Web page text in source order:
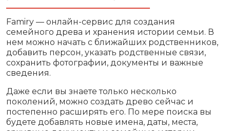
Famiry — онлайн-сервис для создания
семейного древа и хранения истории семьи. В
нем можно начать с ближайших родственников,
добавить персон, указать родственные связи,
сохранить фотографии, документы и важные
сведения.
Даже если вы знаете только несколько
поколений, можно создать древо сейчас и
постепенно расширять его. По мере поиска вы
будете добавлять новые имена, даты, места,